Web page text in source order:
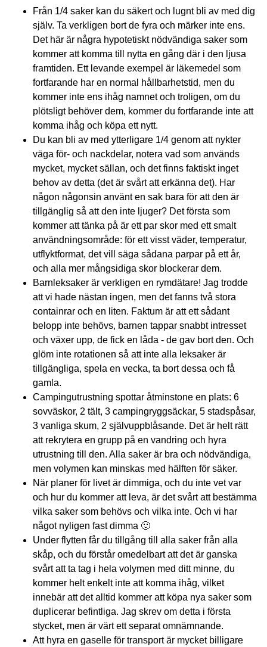
Från 1/4 saker kan du säkert och lugnt bli av med dig
själv. Ta verkligen bort de fyra och märker inte ens.
Det här är några hypotetiskt nödvändiga saker som
kommer att komma till nytta en gång där i den ljusa
framtiden. Ett levande exempel är läkemedel som
fortfarande har en normal hållbarhetstid, men du
kommer inte ens ihåg namnet och troligen, om du
plötsligt behöver dem, kommer du fortfarande inte att
komma ihåg och köpa ett nytt.
Du kan bli av med ytterligare 1/4 genom att nykter
väga för- och nackdelar, notera vad som används
mycket, mycket sällan, och det finns faktiskt inget
behov av detta (det är svårt att erkänna det). Har
någon någonsin använt en sak bara för att den är
tillgänglig så att den inte ljuger? Det första som
kommer att tänka på är ett par skor med ett smalt
användningsområde: för ett visst väder, temperatur,
utflyktformat, det vill säga sådana parpar på ett år,
och alla mer mångsidiga skor blockerar dem.
Barnleksaker är verkligen en rymdätare! Jag trodde
att vi hade nästan ingen, men det fanns två stora
containrar och en liten. Faktum är att ett sådant
belopp inte behövs, barnen tappar snabbt intresset
och växer upp, de fick en låda - de gav bort den. Och
glöm inte rotationen så att inte alla leksaker är
tillgängliga, spela en vecka, ta bort dessa och få
gamla.
Campingutrustning spottar åtminstone en plats: 6
sovväskor, 2 tält, 3 campingryggsäckar, 5 stadspåsar,
3 vanliga skum, 2 självuppblåsande. Det är helt rätt
att rekrytera en grupp på en vandring och hyra
utrustning till den. Alla saker är bra och nödvändiga,
men volymen kan minskas med hälften för säker.
När planer för livet är dimmiga, och du inte vet var
och hur du kommer att leva, är det svårt att bestämma
vilka saker som behövs och vilka inte. Och vi har
något nyligen fast dimma 🙂
Under flytten får du tillgång till alla saker från alla
skåp, och du förstår omedelbart att det är ganska
svårt att ta tag i hela volymen med ditt minne, du
kommer helt enkelt inte att komma ihåg, vilket
innebär att det alltid kommer att köpa nya saker som
duplicerar befintliga. Jag skrev om detta i första
stycket, men är värt ett separat omnämnande.
Att hyra en gaselle för transport är mycket billigare